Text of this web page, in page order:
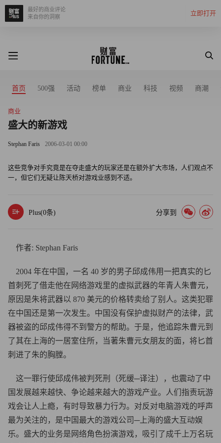
立即打开
最好的商业评论
来自你的洞察
首页 500强 活动 榜单 商业 科技 视频 商潮
商业
盛大的新游戏
Stephan Faris 2006-03-01 00:00
这些竞争对手究竟是在夺走盛大的玩家还是在额外扩大市场，人们观点不
一，但它们无疑让陈天桥对游戏业感到不适。
Plus(0条) 分享到
作者: Stephan Faris
2004 年在中国，一名 40 岁的男子邱成伟用一把真实的匕
首刺死了借走他在网络游戏里的虚拟武器的年青人朱曹元，
原因是朱将武器以 870 美元的价格转卖给了别人。这类犯罪
在中国还是第一次发生。中国没有保护虚拟财产的法律，武
器被盗的邱成伟得不到警方的帮助。于是，他追踪朱曹元到
了其在上海的一居室住所，当著朱曹元女朋友的面，将匕首
刺进了朱的胸膛。
这一罪行使邱成伟被判死刑（死缓─译注），也震动了中
国发展越来越快、争论越来越大的游戏产业。人们指责玩游
戏会让人上瘾，有时导致暴力行为。对反对电脑游戏的呼声
最为关注的，是中国最大的游戏公司─上海的盛大互动娱
乐。盛大的业务是网络角色扮演游戏，吸引了成千上万名玩